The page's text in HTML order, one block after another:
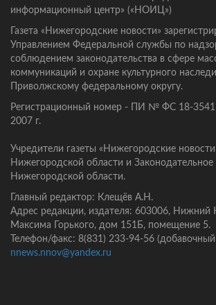
информационный центр» («НОИЦ»)
Газета «Нижегородские новости»
Управлением Федеральной службы по
соблюдением законодательства в сфере
коммуникаций и охране культурного
Приволжскому федеральному округу.
Регистрационный номер - ПИ № ФС 18-3541
2007 г.
Учредители газеты «Нижегородские
Нижегородской области и
Нижегородской области.
Главный редактор: Клещёв А.Н.
Адрес редакции, издателя: 603006, Нижний
Максима Горького, дом 151Б, помещение 5.
Телефон/факс: 8(831) 233-94-56
nnews.nnov@yandex.ru